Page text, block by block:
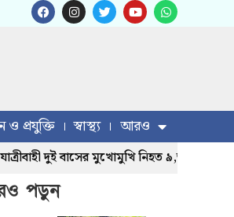
ও প্রযুক্তি স্বাস্থ্য আরও
দুই বাসের মুখোমুখি নিহত ৯,আহত -১৩ জন
পড়ুন